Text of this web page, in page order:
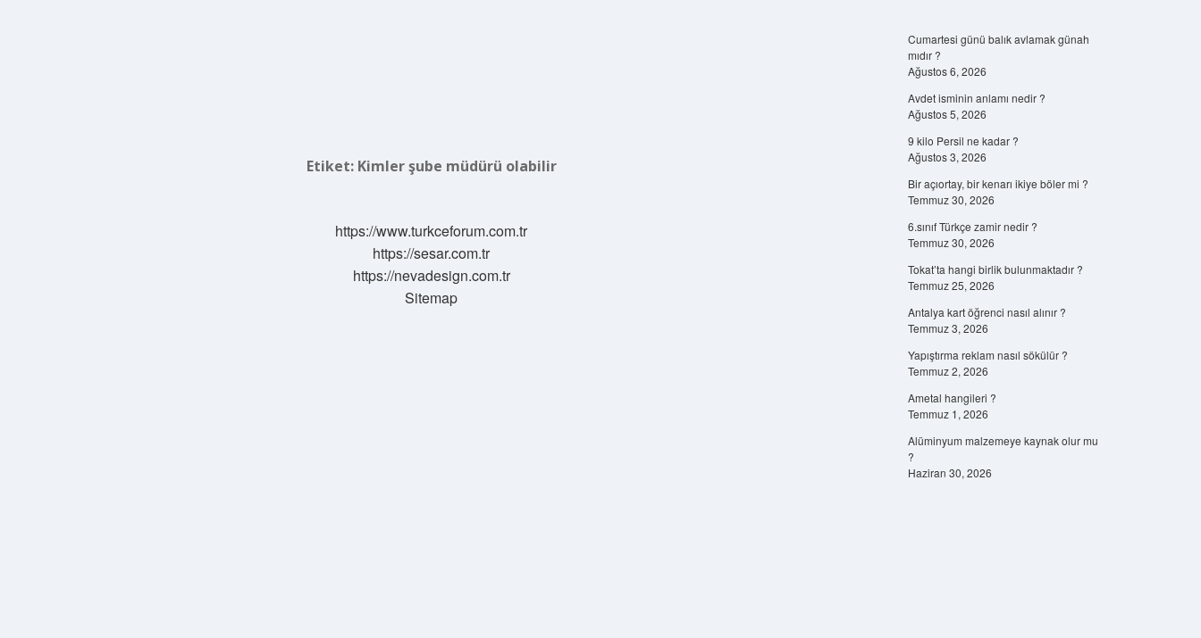
Etiket: Kimler şube müdürü olabilir
https://www.turkceforum.com.tr
https://sesar.com.tr
https://nevadesign.com.tr
Sitemap
Cumartesi günü balık avlamak günah
mıdır ?
Ağustos 6, 2026
Avdet isminin anlamı nedir ?
Ağustos 5, 2026
9 kilo Persil ne kadar ?
Ağustos 3, 2026
Bir açıortay, bir kenarı ikiye böler mi ?
Temmuz 30, 2026
6.sınıf Türkçe zamir nedir ?
Temmuz 30, 2026
Tokat’ta hangi birlik bulunmaktadır ?
Temmuz 25, 2026
Antalya kart öğrenci nasıl alınır ?
Temmuz 3, 2026
Yapıştırma reklam nasıl sökülür ?
Temmuz 2, 2026
Ametal hangileri ?
Temmuz 1, 2026
Alüminyum malzemeye kaynak olur mu
?
Haziran 30, 2026